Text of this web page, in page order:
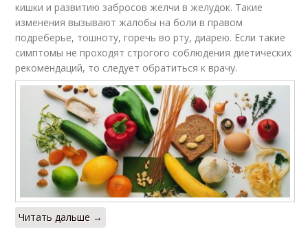
кишки и развитию забросов желчи в желудок. Такие
изменения вызывают жалобы на боли в правом
подреберье, тошноту, горечь во рту, диарею. Если такие
симптомы не проходят строгого соблюдения диетических
рекомендаций, то следует обратиться к врачу.
Читать дальше →